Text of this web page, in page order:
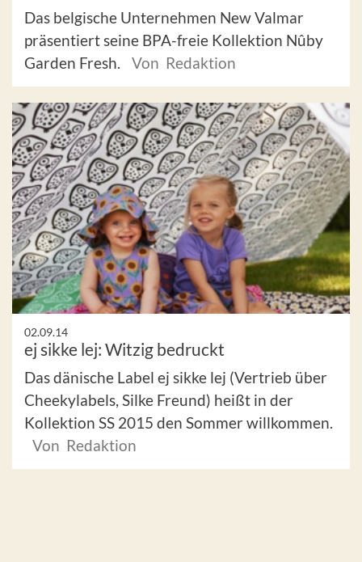
Das belgische Unternehmen New Valmar
präsentiert seine BPA-freie Kollektion Nûby
Garden Fresh.
Von Redaktion
02.09.14
ej sikke lej: Witzig bedruckt
Das dänische Label ej sikke lej (Vertrieb über
Cheekylabels, Silke Freund) heißt in der
Kollektion SS 2015 den Sommer willkommen.
Von Redaktion